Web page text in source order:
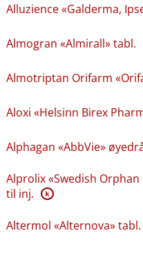
Alluzience «Galderma,
Almogran «Almirall» tabl.
Almotriptan Orifarm
Aloxi «Helsinn Birex
Alphagan «AbbVie»
Alprolix «Swedish
til inj. K
Altermol «Alternova» tabl.